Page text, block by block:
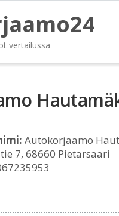
vertailussa
Autokorjaamo
7, 68660 Pietarsaari